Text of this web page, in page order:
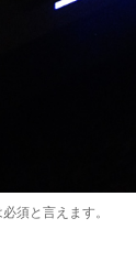
須と言えます。